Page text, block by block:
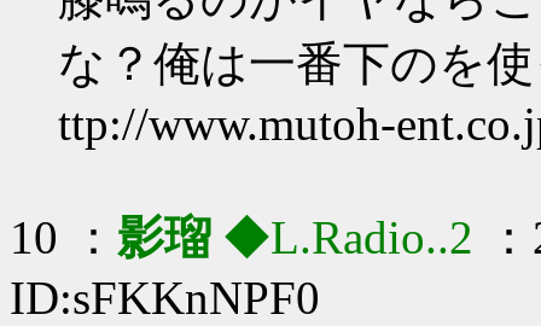
な？俺は一番下のを
ttp://www.mutoh-
10 ： 影瑠 ◆L.Radio..2
ID:sFKKnNPF0